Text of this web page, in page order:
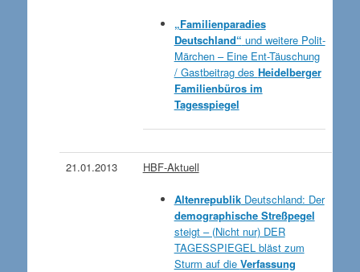
„Familienparadies
Deutschland“ und weitere Polit-
Märchen – Eine Ent-Täuschung
/ Gastbeitrag des Heidelberger
Familienbüros im
Tagesspiegel
21.01.2013 HBF-Aktuell
AltenrepublikDeutschland: Der
demographische Streßpegel
steigt – (Nicht nur) DER
TAGESSPIEGEL bläst zum
Sturm auf die Verfassung